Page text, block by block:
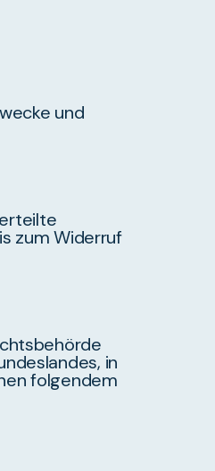
und
zum Widerruf
in
folgendem